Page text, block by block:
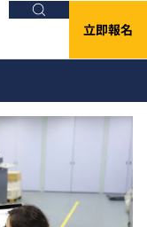
搜尋
立即報名